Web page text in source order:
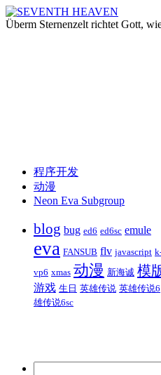
Überm Sternenzelt richtet Gott,
程序开发
动漫
Neon Eva Subgroup
blog bug ed6 ed6sc emule
eva FANSUB flv javascript
vp6 xmas 动漫 新海诚 模
游戏 生日 英雄传说 英雄传说6
雄传说6sc